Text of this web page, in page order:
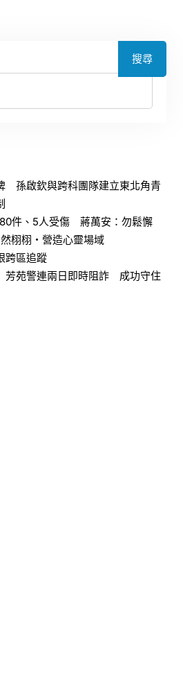
搜尋
孫啟欽與跨科團隊建立東北角青
件、5人受傷 蔣萬安：勿鬆懈
栩栩・營造心靈場域
跨區追蹤
芳苑警連兩日即時阻詐 成功守住